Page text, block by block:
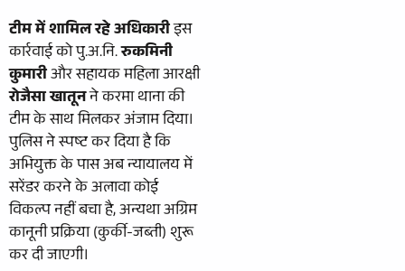
टीम में शामिल रहे अधिकारीइस
कार्रवाई को पु.अ.नि.रुकमिनी
कुमारीऔर सहायक महिला आरक्षी
रोजैसा खातूनने करमा थाना की
टीम के साथ मिलकर अंजाम दिया।
पुलिस ने स्पष्ट कर दिया है कि
अभियुक्त के पास अब न्यायालय में
सरेंडर करने के अलावा कोई
विकल्प नहीं बचा है, अन्यथा अग्रिम
कानूनी प्रक्रिया (कुर्की-जब्ती) शुरू
कर दी जाएगी।